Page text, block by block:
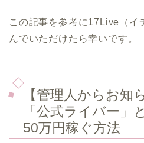
この記事を参考に17Live（イ
んでいただけたら幸いです。
【管理人からお知
「公式ライバー」
50万円稼ぐ方法